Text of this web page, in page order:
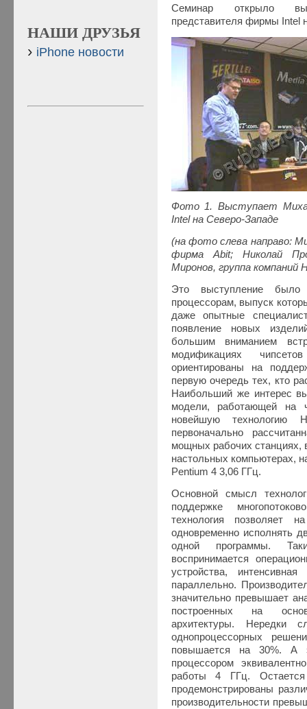
Семинар открыло
представителя фирмы Intel
Фото 1. Выступает
Intel на Северо-Западе
(на фото слева направо:
фирма Abit; Николай
Миронов, группа
Это выступление
процессорам, выпуск
даже опытные
появление новых
большим вниманием
модификациях
ориентированы на
первую очередь тех, кто
Наибольший же интерес
модели, работающей на
новейшую технологию
первоначально
мощных рабочих станциях,
настольных компьютерах,
Pentium 4 3,06 ГГц.
Основной смысл
поддержке
технология позволяет
одновременно исполнять
одной программы.
воспринимается
устройства,
параллельно.
значительно превышает
построенных на
архитектуры. Нередки
однопроцессорных
повышается на 30%. А
процессором
работы 4 ГГц.
продемонстрированы
производительности
НАШИ ДРУЗЬЯ
iPhone новости